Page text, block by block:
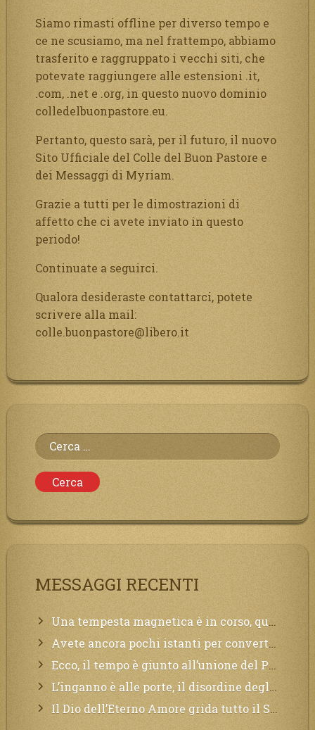
Siamo rimasti offline per diverso tempo e
ce ne scusiamo, ma nel frattempo, abbiamo
trasferito e raggruppato i vecchi siti, che
potevate raggiungere alle estensioni .it,
.com, .net e .org, in questo nuovo dominio
colledelbuonpastore.eu.
Pertanto, questo sarà, per il futuro, il nuovo
Sito Ufficiale del Colle del Buon Pastore e
dei Messaggi di Myriam.
Grazie a tutti per le dimostrazioni di
affetto che ci avete inviato in questo
periodo!
Continuate a seguirci.
Qualora desideraste contattarci, potete
scrivere alla mail:
colle.buonpastore@libero.it
Ricerca
per:
MESSAGGI RECENTI
Una tempesta magnetica è in corso, questa generazione patirà. Il black out non tarderà ad arrivare e tutta la Terra sarà oscurata.
Avete ancora pochi istanti per convertirvi, non perdete tempo, la sciagura arriverà all’improvviso e per chi non si sarà preparato saranno dolori.
Ecco, il tempo è giunto all’unione del Padre con il figlio, non avete che da attendere pochissimo.
L’inganno è alle porte, il disordine degli ordinati urlerà perdono, ma sarà troppo tardi, il tradimento è stato grande!
Il Dio dell’Eterno Amore grida tutto il Suo bene per i Suoi,richiama a Sé i lontani, affinché si pentano e tornino a Lui: